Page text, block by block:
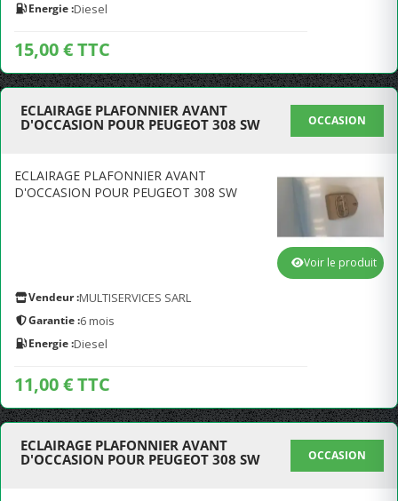
Energie :Diesel
15,00 € TTC
ECLAIRAGE PLAFONNIER AVANT
D'OCCASION POUR PEUGEOT 308 SW
OCCASION
ECLAIRAGE PLAFONNIER AVANT
D'OCCASION POUR PEUGEOT 308 SW
Vendeur :MULTISERVICES SARL
Garantie :6 mois
Energie :Diesel
11,00 € TTC
Voir le produit
ECLAIRAGE PLAFONNIER AVANT
D'OCCASION POUR PEUGEOT 308 SW
OCCASION